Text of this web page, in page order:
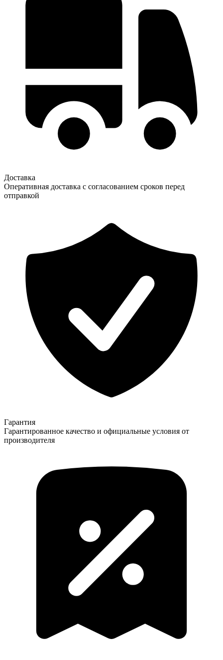
Доставка
Оперативная доставка с согласованием сроков перед
отправкой
Гарантия
Гарантированное качество и официальные условия от
производителя